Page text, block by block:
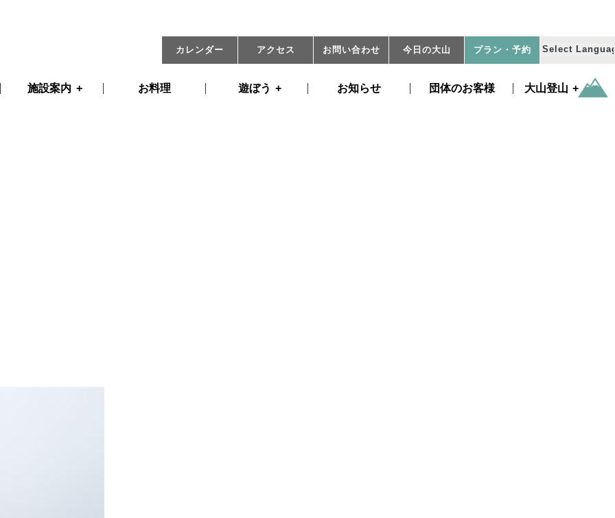
カレンダー アクセス お問い合わせ 今日の大山 プラン ・予約
施設案内 お料理 遊ぼう お知らせ 団体のお客様 大山登山
12月25日(木) 08:45